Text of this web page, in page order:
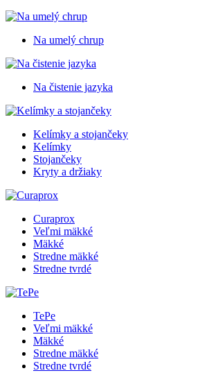
Na umelý chrup
Na čistenie jazyka
Kelímky a stojančeky
Kelímky
Stojančeky
Kryty a držiaky
Curaprox
Veľmi mäkké
Mäkké
Stredne mäkké
Stredne tvrdé
TePe
Veľmi mäkké
Mäkké
Stredne mäkké
Stredne tvrdé